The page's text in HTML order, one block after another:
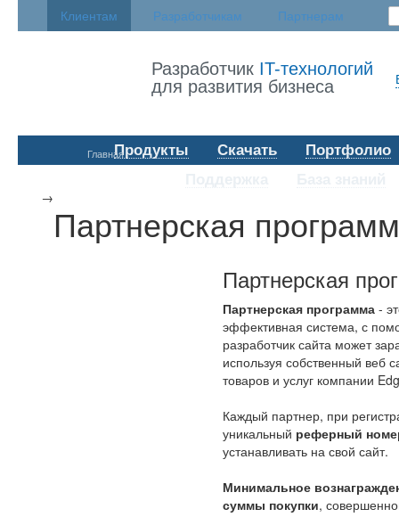
Клиентам Разработчикам Партнерам
Разработчик IT-технологий
для развития бизнеса
ГлавнаяПродукты Скачать
Портфолио
→
Партнерская
Партнерская
Партнерская программа -
эффективная система, с
разработчик сайта может
используя собственный веб
товаров и услуг компании
Каждый партнер, при
уникальный реферный
устанавливать на свой сайт.
Минимальное
суммы покупки,